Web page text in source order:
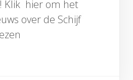
Klik hier om het
over de Schijf